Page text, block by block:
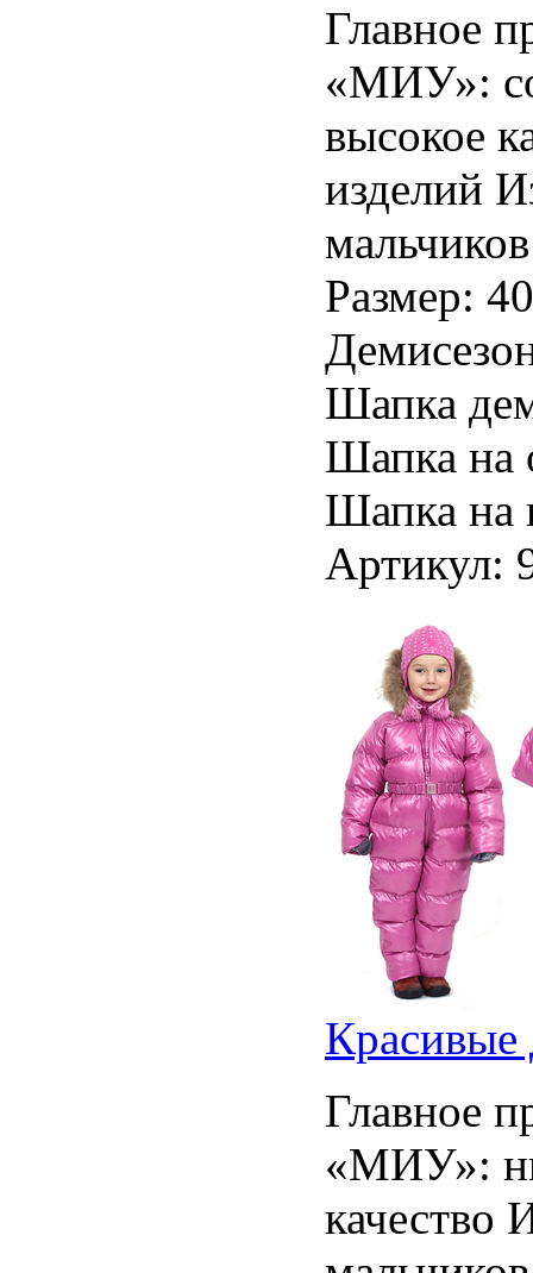
Главное
«МИУ»:
высокое
изделий
Размер:
Шапка
Шапка на
Шапка на
Артикул:
Красивые
Главное
«МИУ»:
качество